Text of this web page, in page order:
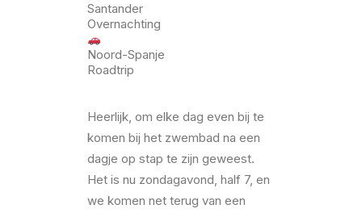
Santander
Overnachting
Noord-Spanje
Roadtrip
Heerlijk, om elke dag even bij te
komen bij het zwembad na een
dagje op stap te zijn geweest.
Het is nu zondagavond, half 7, en
we komen net terug van een